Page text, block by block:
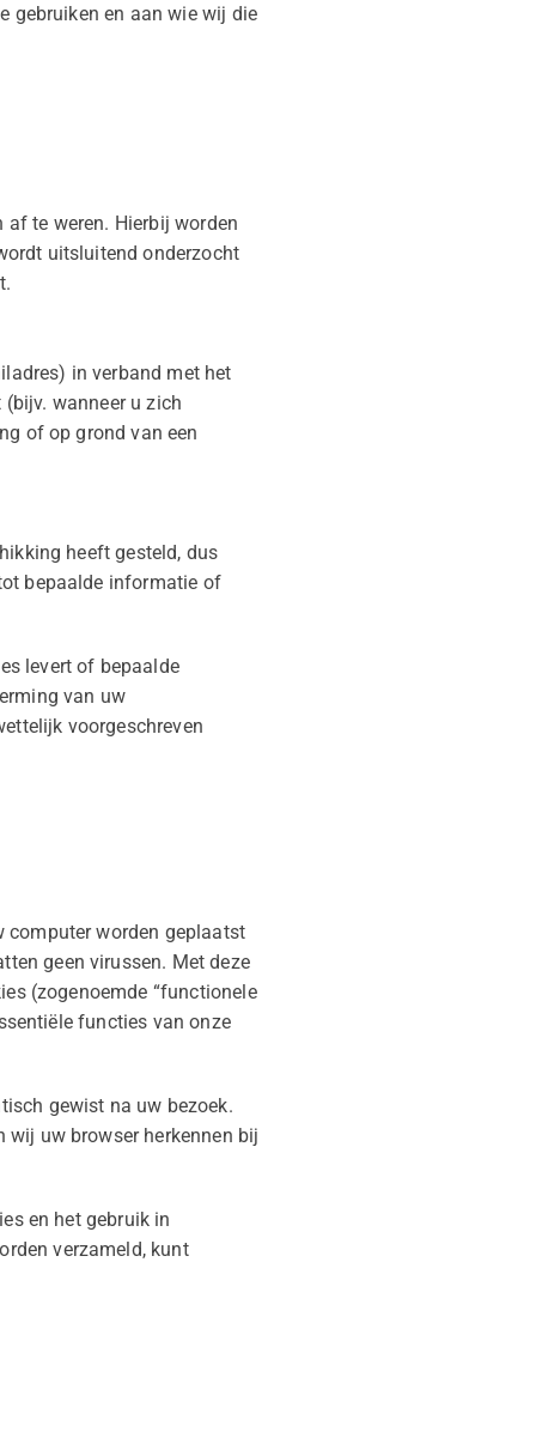
gebruiken en aan wie wij die
te weren. Hierbij worden
uitsluitend onderzocht
in verband met het
wanneer u zich
of op grond van een
heeft gesteld, dus
bepaalde informatie of
levert of bepaalde
van uw
voorgeschreven
computer worden geplaatst
geen virussen. Met deze
(zogenoemde “functionele
functies van onze
gewist na uw bezoek.
wij uw browser herkennen bij
en het gebruik in
verzameld, kunt